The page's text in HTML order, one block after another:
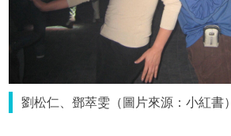
劉松仁、鄧萃雯（圖片來源：小紅書）